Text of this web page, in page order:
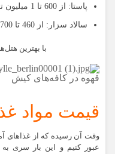
پاستا: از 600 تا 1 میلیون تومان
سالاد سزار: از 460 تا 700 هزار تومان
با بهترین
قهوه در کافه‌های کیش
قیمت مواد
وقت آن رسیده که از غذاهای
عبور کنیم و این بار سری